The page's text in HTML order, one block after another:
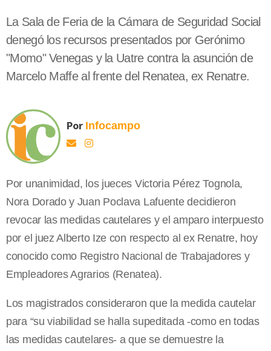
La Sala de Feria de la Cámara de Seguridad Social
denegó los recursos presentados por Gerónimo
"Momo" Venegas y la Uatre contra la asunción de
Marcelo Maffe al frente del Renatea, ex Renatre.
Por Infocampo
Por unanimidad, los jueces Victoria Pérez Tognola,
Nora Dorado y Juan Poclava Lafuente decidieron
revocar las medidas cautelares y el amparo interpuesto
por el juez Alberto Ize con respecto al ex Renatre, hoy
conocido como Registro Nacional de Trabajadores y
Empleadores Agrarios (Renatea).
Los magistrados consideraron que la medida cautelar
para “su viabilidad se halla supeditada -como en todas
las medidas cautelares- a que se demuestre la